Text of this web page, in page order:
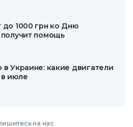
до 1000 грн ко Дню
помощь
Украине: какие двигатели
июле
на нас